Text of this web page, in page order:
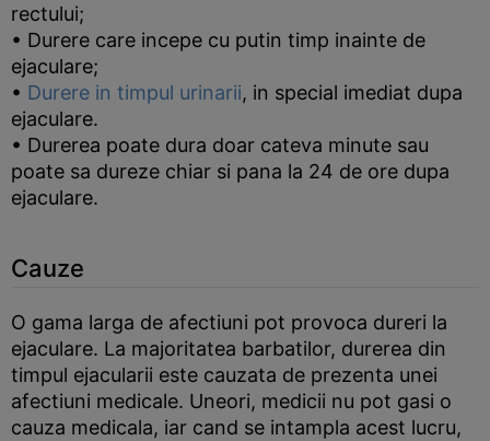
rectului;
• Durere care incepe cu putin timp inainte de
ejaculare;
• Durere in timpul urinarii, in special imediat dupa
ejaculare.
• Durerea poate dura doar cateva minute sau
poate sa dureze chiar si pana la 24 de ore dupa
ejaculare.
Cauze
O gama larga de afectiuni pot provoca dureri la
ejaculare. La majoritatea barbatilor, durerea din
timpul ejacularii este cauzata de prezenta unei
afectiuni medicale. Uneori, medicii nu pot gasi o
cauza medicala, iar cand se intampla acest lucru,